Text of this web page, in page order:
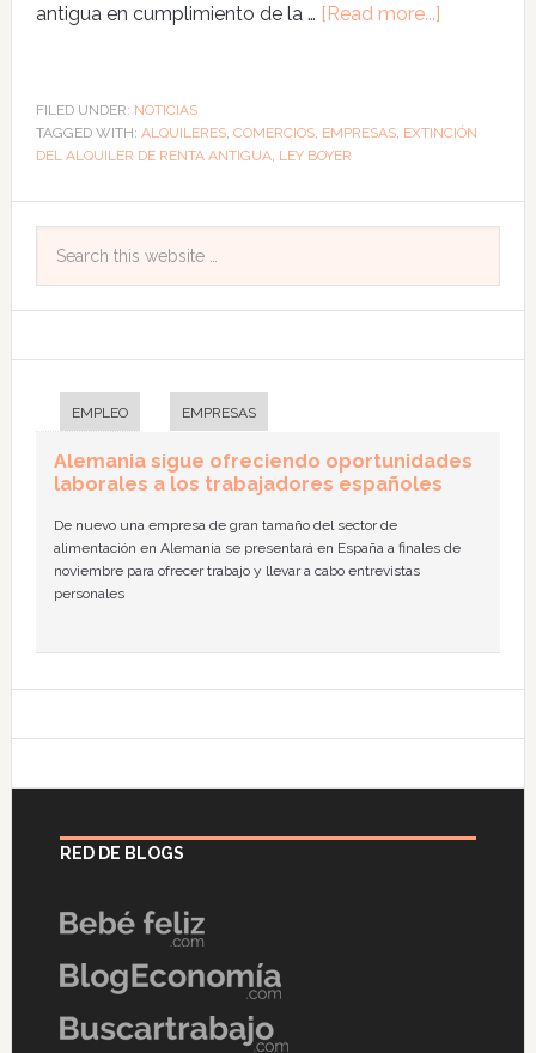
antigua en cumplimiento de la … [Read more...]
FILED UNDER: NOTICIAS
TAGGED WITH: ALQUILERES, COMERCIOS, EMPRESAS, EXTINCIÓN
DEL ALQUILER DE RENTA ANTIGUA, LEY BOYER
EMPLEO EMPRESAS
Alemania sigue ofreciendo oportunidades
laborales a los trabajadores españoles
De nuevo una empresa de gran tamaño del sector de
alimentación en Alemania se presentará en España a finales de
noviembre para ofrecer trabajo y llevar a cabo entrevistas
personales
RED DE BLOGS